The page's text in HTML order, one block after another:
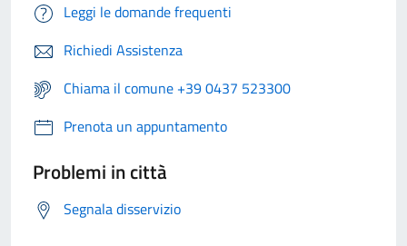
Leggi le domande frequenti
Richiedi Assistenza
Chiama il comune +39 0437 523300
Prenota un appuntamento
Problemi in città
Segnala disservizio